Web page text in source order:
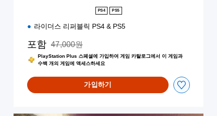
PS4 PS5
라이더스 리퍼블릭 PS4 & PS5
포함 47,000원의 원래 가격에서 할인됨
47,000원
PlayStation Plus 스페셜에 가입하여 게임 카탈로그에서 이 게임과
수백 개의 게임에 액세스하세요
가입하기